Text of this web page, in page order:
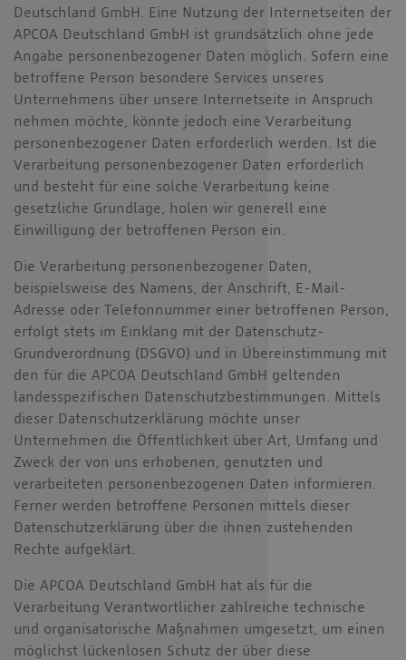
Deutschland GmbH. Eine Nutzung der Internetseiten der
APCOA Deutschland GmbH ist grundsätzlich ohne jede
Angabe personenbezogener Daten möglich. Sofern eine
betroffene Person besondere Services unseres
Unternehmens über unsere Internetseite in Anspruch
nehmen möchte, könnte jedoch eine Verarbeitung
personenbezogener Daten erforderlich werden. Ist die
Verarbeitung personenbezogener Daten erforderlich
und besteht für eine solche Verarbeitung keine
gesetzliche Grundlage, holen wir generell eine
Einwilligung der betroffenen Person ein.
Die Verarbeitung personenbezogener Daten,
beispielsweise des Namens, der Anschrift, E-Mail-
Adresse oder Telefonnummer einer betroffenen Person,
erfolgt stets im Einklang mit der Datenschutz-
Grundverordnung (DSGVO) und in Übereinstimmung mit
den für die APCOA Deutschland GmbH geltenden
landesspezifischen Datenschutzbestimmungen. Mittels
dieser Datenschutzerklärung möchte unser
Unternehmen die Öffentlichkeit über Art, Umfang und
Zweck der von uns erhobenen, genutzten und
verarbeiteten personenbezogenen Daten informieren.
Ferner werden betroffene Personen mittels dieser
Datenschutzerklärung über die ihnen zustehenden
Rechte aufgeklärt.
Die APCOA Deutschland GmbH hat als für die
Verarbeitung Verantwortlicher zahlreiche technische
und organisatorische Maßnahmen umgesetzt, um einen
möglichst lückenlosen Schutz der über diese